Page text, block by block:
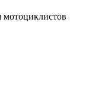
мотоциклистов